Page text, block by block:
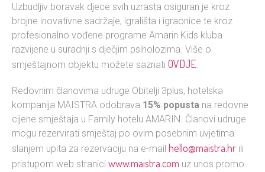
Uzbudljiv boravak djece svih uzrasta osiguran je kroz
brojne inovativne sadržaje, igrališta i igraonice te kroz
profesionalno vođene programe Amarin Kids kluba
razvijene u suradnji s dječjim psiholozima. Više o
smještajnom objektu možete saznati OVDJE
Redovnim članovima udruge Obitelji 3plus, hotelska
kompanija MAISTRA odobrava 15% popusta na redovne
cijene smještaja u Family hotelu AMARIN. Članovi udruge
mogu rezervirati smještaj po ovim posebnim uvjetima
slanjem upita za rezervaciju na e-mail hello@maistra.hrili
pristupom web stranici www.maistra.com uz unos promo